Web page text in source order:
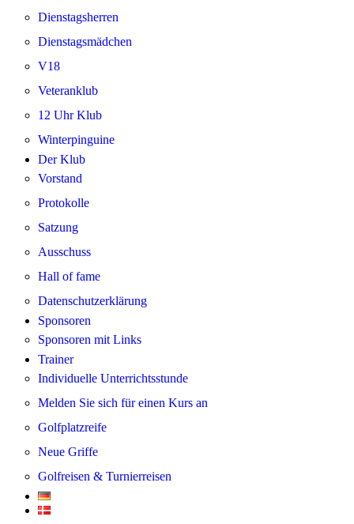
Dienstagsherren
Dienstagsmädchen
V18
Veteranklub
12 Uhr Klub
Winterpinguine
Der Klub
Vorstand
Protokolle
Satzung
Ausschuss
Hall of fame
Datenschutzerklärung
Sponsoren
Sponsoren mit Links
Trainer
Individuelle Unterrichtsstunde
Melden Sie sich für einen Kurs an
Golfplatzreife
Neue Griffe
Golfreisen & Turnierreisen